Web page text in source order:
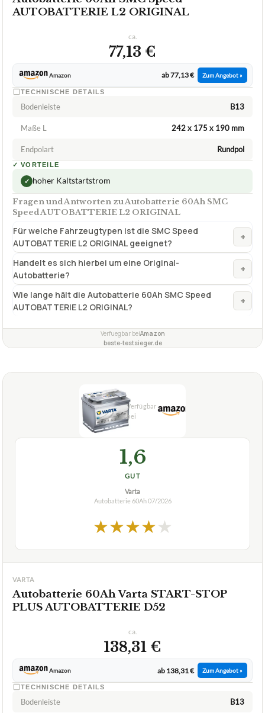
AUTOBATTERIE L2 ORIGINAL
ca.
77,13 €
Amazon ab 77,13 € Zum Angebot »
TECHNISCHE DETAILS
Bodenleiste B13
Maße L 242 x 175 x 190 mm
Endpolart Rundpol
✓ VORTEILE
✓ hoher Kaltstartstrom
Fragen und Antworten zu Autobatterie 60Ah SMC
Speed AUTOBATTERIE L2 ORIGINAL
Für welche Fahrzeugtypen ist die SMC Speed
AUTOBATTERIE L2 ORIGINAL geeignet?
+
Handelt es sich hierbei um eine Original-
Autobatterie?
+
Wie lange hält die Autobatterie 60Ah SMC Speed
AUTOBATTERIE L2 ORIGINAL?
+
Verfuegbar beiAmazon
beste-testsieger.de
1,6
GUT
Varta
Autobatterie 60Ah07/2026
★★★★★
VARTA
Autobatterie 60Ah Varta START-STOP
PLUS AUTOBATTERIE D52
ca.
138,31 €
Amazon ab 138,31 € Zum Angebot »
TECHNISCHE DETAILS
Bodenleiste B13